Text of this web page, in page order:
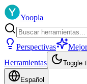
Yoopla
Perspectivas
Herramientas
Toggle
Español